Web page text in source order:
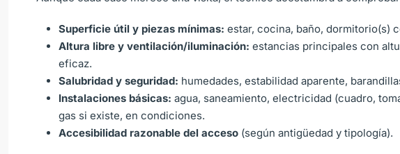
Superficie útil y piezas mínimas: estar, cocina, baño, dormitorio(s)
Altura libre y ventilación/iluminación: estancias principales con
eficaz.
Salubridad y seguridad: humedades, estabilidad aparente,
Instalaciones básicas: agua, saneamiento, electricidad (cuadro,
gas si existe, en condiciones.
Accesibilidad razonable del acceso (según antigüedad y tipología).